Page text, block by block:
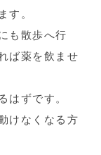
す。
も散歩へ行
ば薬を飲ませ
はずです。
けなくなる方